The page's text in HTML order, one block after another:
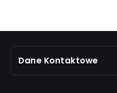
Dane Kontaktowe